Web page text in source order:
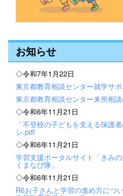
お知らせ
◇令和7年1月22日
東京都教育相談センター就学サ
東京都教育相談センター来所相
◇令和6年11月21日
「不登校の子どもを支える保護
シ.pdf
◇令和6年11月21日
学習支援ポータルサイト「きみ
くまなび隊」
◇令和6年11月21日
R6お子さんと学習の進め方につ